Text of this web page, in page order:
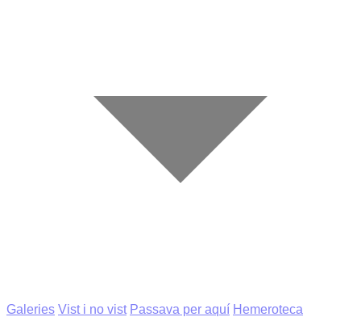
Galeries Vist i no vist Passava per aquí Hemeroteca